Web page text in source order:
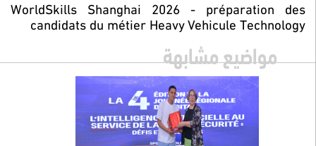
WorldSkills Shanghai 2026 - préparation des
candidats du métier Heavy Vehicule Technology
مواضيع مشابهة